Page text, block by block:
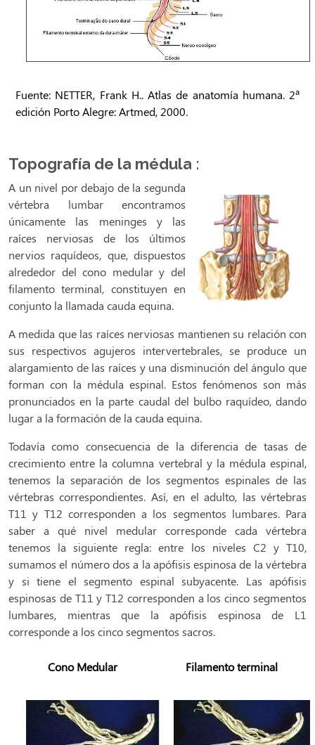
Fuente: NETTER, Frank H.. Atlas de anatomía humana. 2ª
edición Porto Alegre: Artmed, 2000.
Topografía de la médula :
A un nivel por debajo de la segunda
vértebra lumbar encontramos
únicamente las meninges y las
raíces nerviosas de los últimos
nervios raquídeos, que, dispuestos
alrededor del cono medular y del
filamento terminal, constituyen en
conjunto la llamada cauda equina.
A medida que las raíces nerviosas mantienen su relación con
sus respectivos agujeros intervertebrales, se produce un
alargamiento de las raíces y una disminución del ángulo que
forman con la médula espinal. Estos fenómenos son más
pronunciados en la parte caudal del bulbo raquídeo, dando
lugar a la formación de la cauda equina.
Todavía como consecuencia de la diferencia de tasas de
crecimiento entre la columna vertebral y la médula espinal,
tenemos la separación de los segmentos espinales de las
vértebras correspondientes. Así, en el adulto, las vértebras
T11 y T12 corresponden a los segmentos lumbares. Para
saber a qué nivel medular corresponde cada vértebra
tenemos la siguiente regla: entre los niveles C2 y T10,
sumamos el número dos a la apófisis espinosa de la vértebra
y si tiene el segmento espinal subyacente. Las apófisis
espinosas de T11 y T12 corresponden a los cinco segmentos
lumbares, mientras que la apófisis espinosa de L1
corresponde a los cinco segmentos sacros.
Cono Medular Filamento terminal